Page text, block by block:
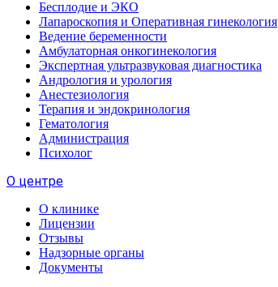
Бесплодие и ЭКО
Лапароскопия и Оперативная гинекология
Ведение беременности
Амбулаторная онкогинекология
Экспертная ультразвуковая диагностика
Андрология и урология
Анестезиология
Терапия и эндокринология
Гематология
Администрация
Психолог
О центре
О клинике
Лицензии
Отзывы
Надзорные органы
Документы